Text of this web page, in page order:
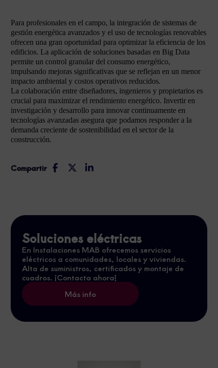
Para profesionales en el campo, la integración de sistemas de
gestión energética avanzados y el uso de tecnologías renovables
ofrecen una gran oportunidad para optimizar la eficiencia de los
edificios. La aplicación de soluciones basadas en Big Data
permite un control granular del consumo energético,
impulsando mejoras significativas que se reflejan en un menor
impacto ambiental y costos operativos reducidos.
La colaboración entre diseñadores, ingenieros y propietarios es
crucial para maximizar el rendimiento energético. Invertir en
investigación y desarrollo para innovar continuamente en
tecnologías avanzadas asegura que podamos responder a la
demanda creciente de sostenibilidad en el sector de la
construcción.
Compartir
Soluciones eléctricas
En Instalaciones MAB ofrecemos servicios
eléctricos a comunidades, locales y viviendas.
Alta de suministros, certificados y montaje de
cuadros. ¡Contacta ahora!
Más info